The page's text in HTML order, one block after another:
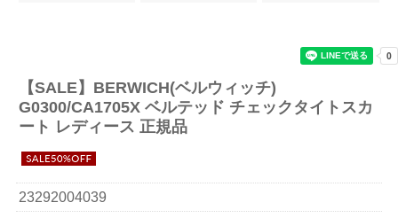
【SALE】 BERWICH(ベルウィッチ)
G0300/CA1705X ベルテッド チェックタイトスカ
ート レディース 正規品
23292004039